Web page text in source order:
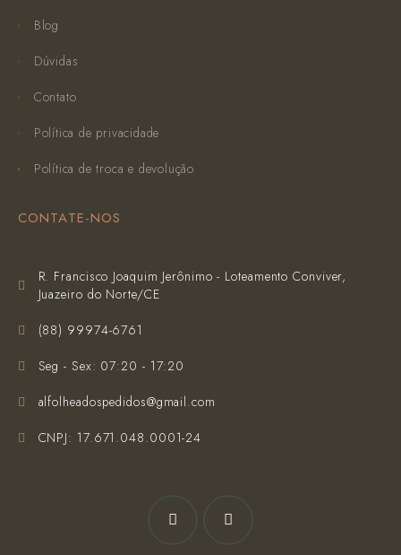
Blog
Dúvidas
Contato
Política de privacidade
Política de troca e devolução
CONTATE-NOS
R. Francisco Joaquim Jerônimo - Loteamento Conviver,
Juazeiro do Norte/CE
(‪88) 99974-6761‬
Seg - Sex: 07:20 - 17:20
alfolheadospedidos@gmail.com
CNPJ: 17.671.048.0001-24